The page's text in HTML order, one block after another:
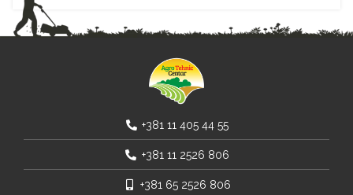
+381 11 405 44 55
+381 11 2526 806
+381 65 2526 806